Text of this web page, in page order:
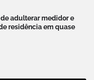
adulterar medidor e
residência em quase